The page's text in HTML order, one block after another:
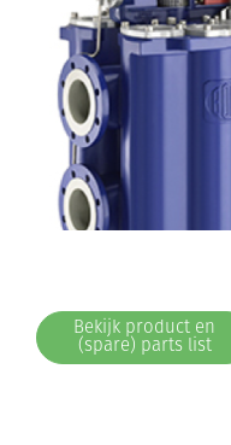
Bekijk product en
(spare) parts list